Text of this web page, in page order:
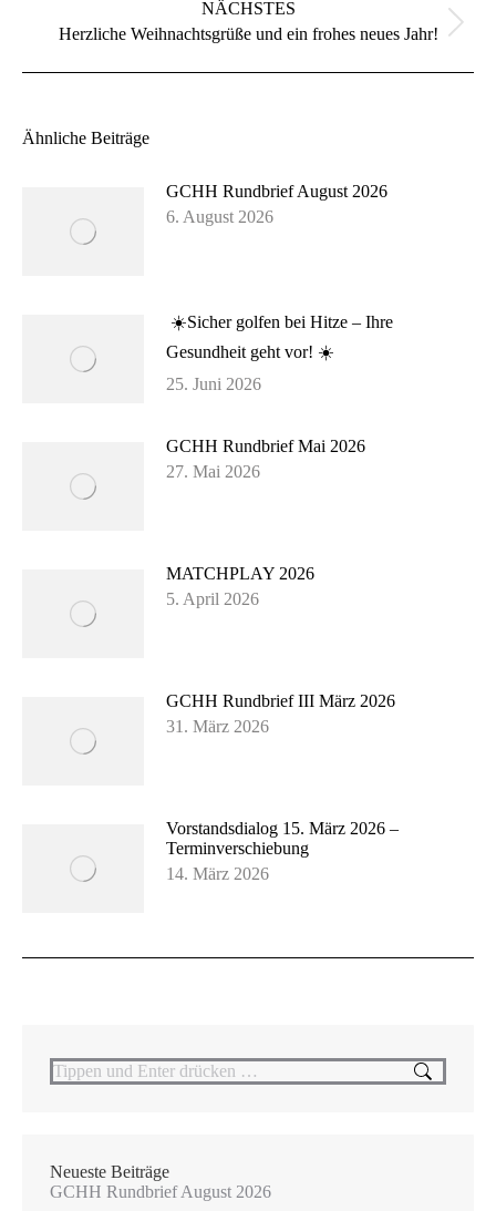
NÄCHSTES
Nächster
Herzliche Weihnachtsgrüße und ein frohes neues Jahr!
Ähnliche Beiträge
GCHH Rundbrief August 2026
6. August 2026
☀️Sicher golfen bei Hitze – Ihre
Gesundheit geht vor! ☀️
25. Juni 2026
GCHH Rundbrief Mai 2026
27. Mai 2026
MATCHPLAY 2026
5. April 2026
GCHH Rundbrief III März 2026
31. März 2026
Vorstandsdialog 15. März 2026 –
Terminverschiebung
14. März 2026
Search:
Neueste Beiträge
GCHH Rundbrief August 2026